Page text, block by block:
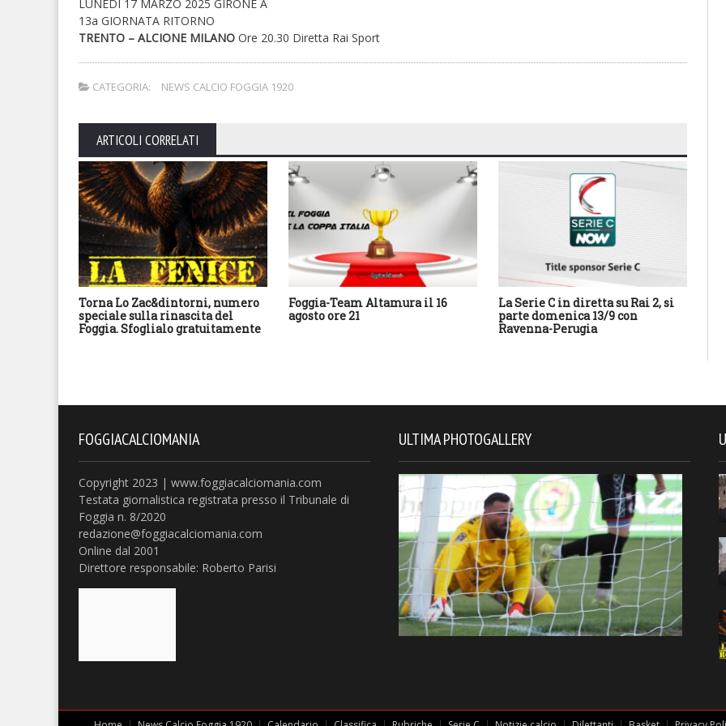
LUNEDÌ 17 MARZO 2025 GIRONE A
13a GIORNATA RITORNO
TRENTO – ALCIONE MILANO Ore 20.30 Diretta Rai Sport
CATEGORIA: NEWS CALCIO FOGGIA 1920
ARTICOLI CORRELATI
Torna Lo Zac&dintorni, numero
speciale sulla rinascita del
Foggia. Sfoglialo gratuitamente
Foggia-Team Altamura il 16
agosto ore 21
La Serie C in diretta su Rai 2, si
parte domenica 13/9 con
Ravenna-Perugia
FOGGIACALCIOMANIA
Copyright 2023 | www.foggiacalciomania.com
Testata giornalistica registrata presso il Tribunale di
Foggia n. 8/2020
redazione@foggiacalciomania.com
Online dal 2001
Direttore responsabile: Roberto Parisi
ULTIMA PHOTOGALLERY